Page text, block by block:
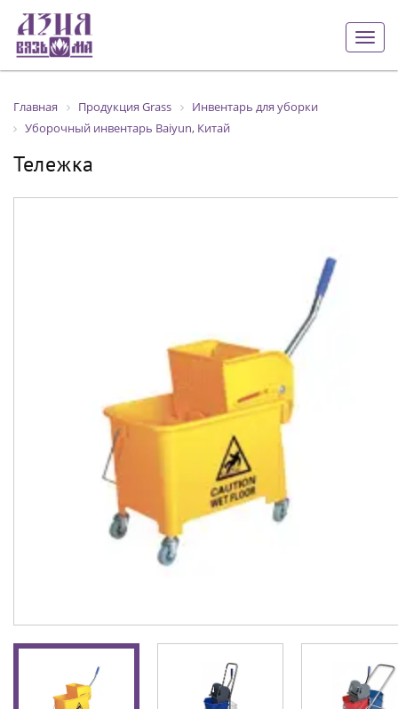
Главная Продукция Grass
Инвентарь для уборки
Уборочный инвентарь Baiyun, Китай
Тележка